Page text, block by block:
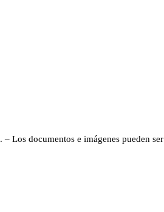
. – Los documentos e imágenes pueden ser